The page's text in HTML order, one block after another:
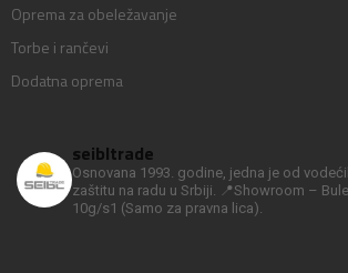
Oprema za obeležavanje
Torbe i rančevi
Dodatna oprema
seibltrade
Osnovana 1993. godine, jedna je od
zaštitu na radu u Srbiji.
📍Showroom –
10g/s1 (Samo za pravna lica).